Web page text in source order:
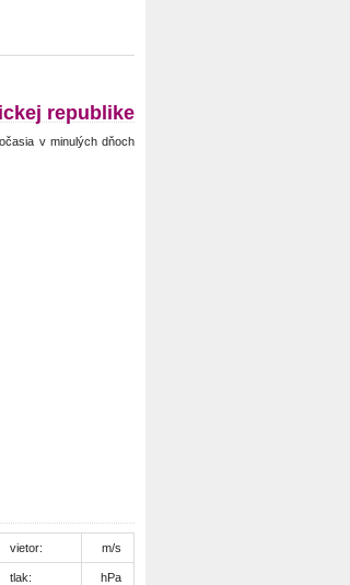
republike
v minulých dňoch
vietor: m/s
tlak: hPa